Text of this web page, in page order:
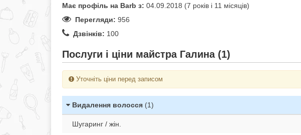
Має профіль на Barb з: 04.09.2018 (7 років i 11 місяців)
Перегляди: 956
Дзвінків: 100
Послуги і ціни майстра Галина (1)
Уточніть ціни перед записом
Видалення волосся (1)
Шугаринг / жін.